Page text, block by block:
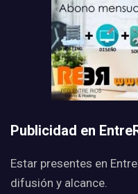
Publicidad en
Estar presentes en
difusión y alcance.